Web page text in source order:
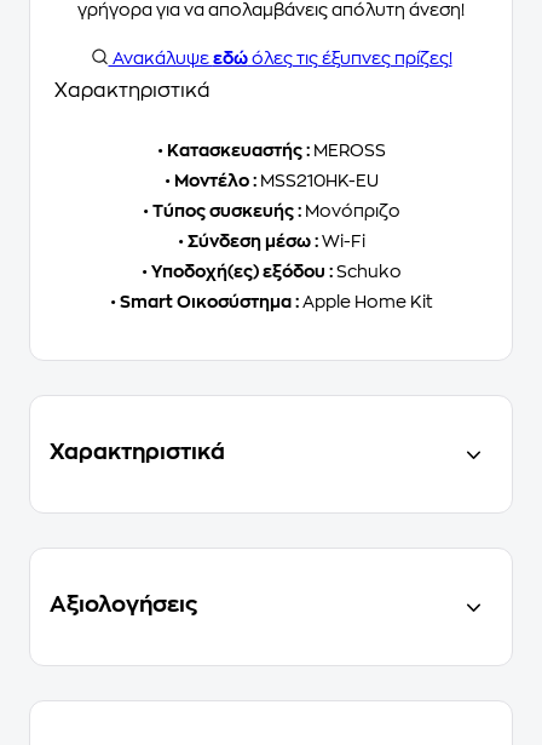
γρήγορα για να απολαμβάνεις απόλυτη άνεση!
Ανακάλυψε εδώόλες τις έξυπνες πρίζες!
Χαρακτηριστικά
•Κατασκευαστής :MEROSS
•Μοντέλο :MSS210HK-EU
•Τύπος συσκευής :Μονόπριζο
•Σύνδεση μέσω :Wi-Fi
•Υποδοχή(ες) εξόδου :Schuko
•Smart Οικοσύστημα :Apple Home Kit
Χαρακτηριστικά
Αξιολογήσεις